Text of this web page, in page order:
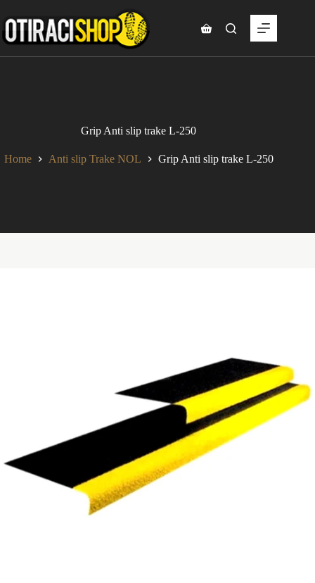
to
content
Shopping
Grip Anti slip trake L-250
Home Anti slip Trake NOL Grip Anti slip trake L-250